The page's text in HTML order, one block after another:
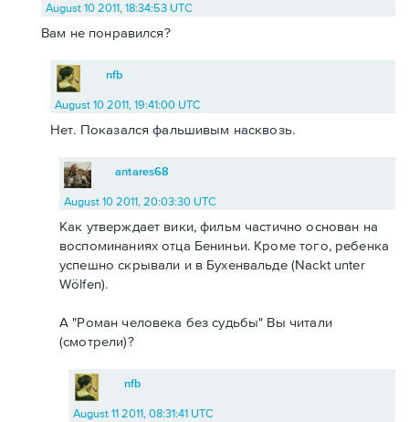
August 10 2011, 18:34:53 UTC
Вам не понравился?
nfb
August 10 2011, 19:41:00 UTC
Нет. Показался фальшивым насквозь.
antares68
August 10 2011, 20:03:30 UTC
Как утверждает вики, фильм частично основан на
воспоминаниях отца Бениньи. Кроме того, ребенка
успешно скрывали и в Бухенвальде (Nackt unter
Wölfen).
А "Роман человека без судьбы" Вы читали
(смотрели)?
nfb
August 11 2011, 08:31:41 UTC